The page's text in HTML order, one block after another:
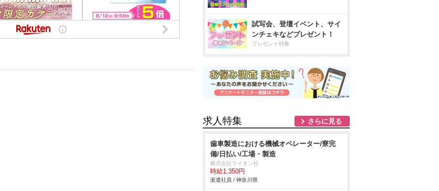
試写会、登壇イベント、サイ
ンチェキなどプレゼント！
プレゼント特集
求人特集 さらに見る
歯車製造における機械オペレーター/寮完
備/日払い/工場・製造
株式会社ライオン社
時給1,350円
派遣社員 / 神奈川県